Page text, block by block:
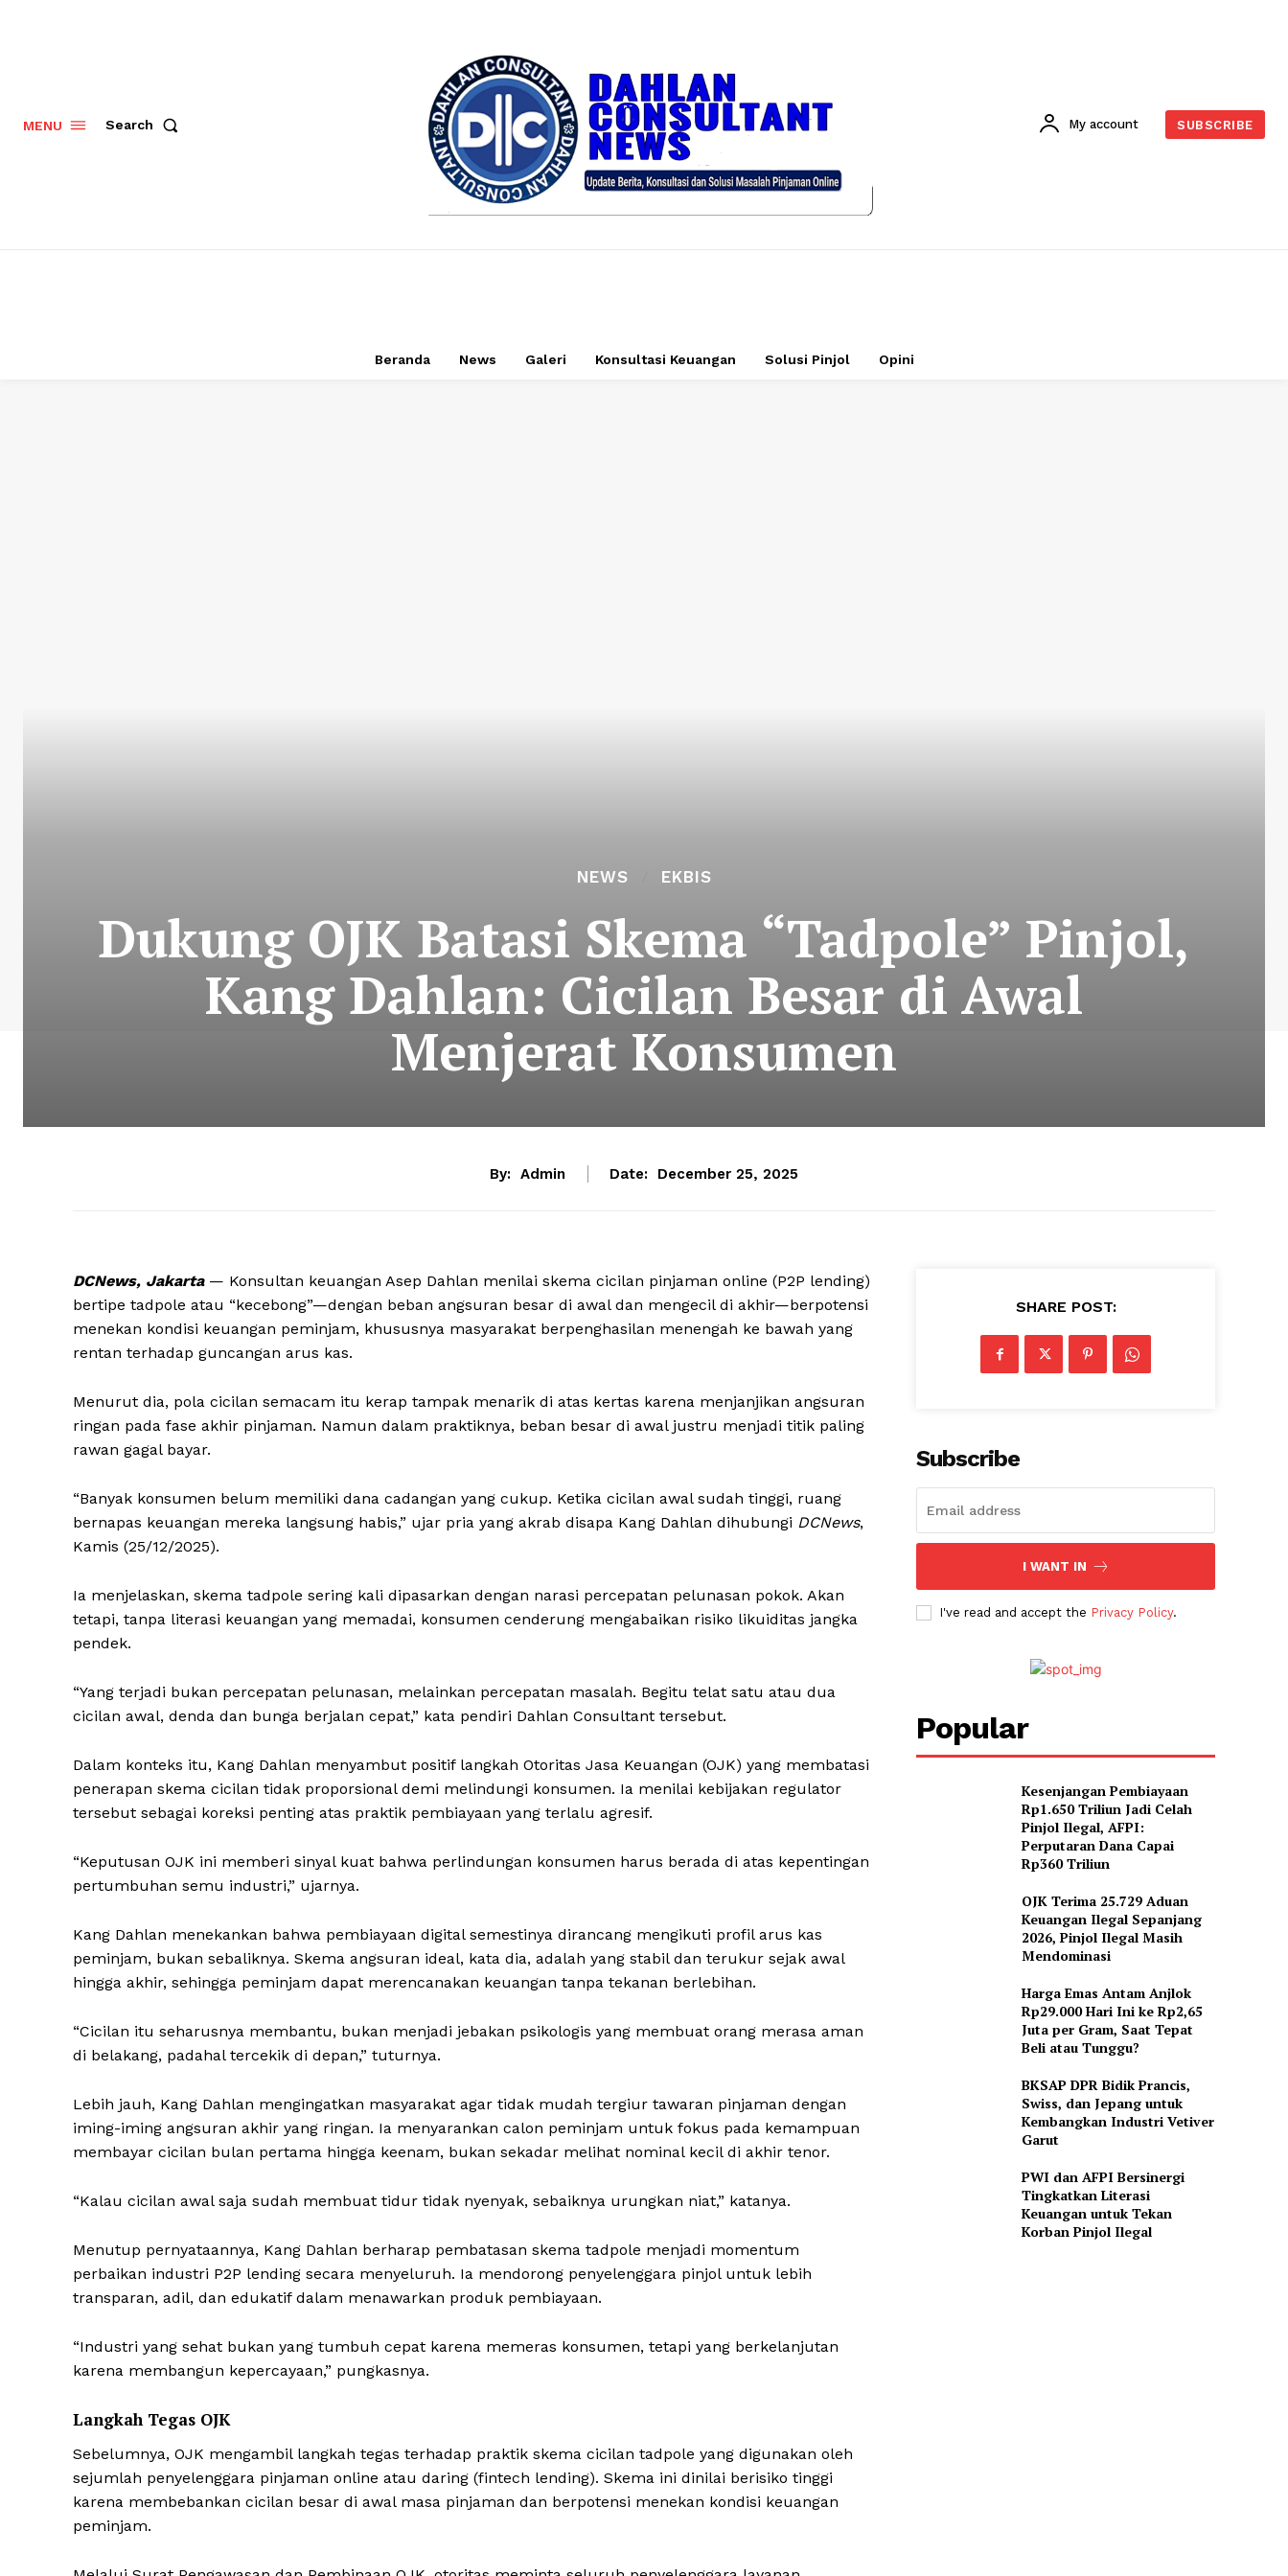
Magazine PRO
SUBSCRIBE NOW
Company
About
MENU Search My account SUBSCRIBE
Beranda News Galeri Konsultasi Keuangan Solusi Pinjol Opini
NEWS EKBIS
Dukung OJK Batasi Skema “Tadpole” Pinjol,
Kang Dahlan: Cicilan Besar di Awal
Menjerat Konsumen
By: Admin Date: December 25, 2025
DCNews, Jakarta— Konsultan keuangan Asep Dahlan menilai skema cicilan pinjaman online (P2P lending)
bertipe tadpole atau “kecebong”—dengan beban angsuran besar di awal dan mengecil di akhir—berpotensi
menekan kondisi keuangan peminjam, khususnya masyarakat berpenghasilan menengah ke bawah yang
rentan terhadap guncangan arus kas.
Menurut dia, pola cicilan semacam itu kerap tampak menarik di atas kertas karena menjanjikan angsuran
ringan pada fase akhir pinjaman. Namun dalam praktiknya, beban besar di awal justru menjadi titik paling
rawan gagal bayar.
“Banyak konsumen belum memiliki dana cadangan yang cukup. Ketika cicilan awal sudah tinggi, ruang
bernapas keuangan mereka langsung habis,” ujar pria yang akrab disapa Kang Dahlan dihubungi DCNews,
Kamis (25/12/2025).
Ia menjelaskan, skema tadpole sering kali dipasarkan dengan narasi percepatan pelunasan pokok. Akan
tetapi, tanpa literasi keuangan yang memadai, konsumen cenderung mengabaikan risiko likuiditas jangka
pendek.
“Yang terjadi bukan percepatan pelunasan, melainkan percepatan masalah. Begitu telat satu atau dua
cicilan awal, denda dan bunga berjalan cepat,” kata pendiri Dahlan Consultant tersebut.
Dalam konteks itu, Kang Dahlan menyambut positif langkah Otoritas Jasa Keuangan (OJK) yang membatasi
penerapan skema cicilan tidak proporsional demi melindungi konsumen. Ia menilai kebijakan regulator
tersebut sebagai koreksi penting atas praktik pembiayaan yang terlalu agresif.
“Keputusan OJK ini memberi sinyal kuat bahwa perlindungan konsumen harus berada di atas kepentingan
pertumbuhan semu industri,” ujarnya.
Kang Dahlan menekankan bahwa pembiayaan digital semestinya dirancang mengikuti profil arus kas
peminjam, bukan sebaliknya. Skema angsuran ideal, kata dia, adalah yang stabil dan terukur sejak awal
hingga akhir, sehingga peminjam dapat merencanakan keuangan tanpa tekanan berlebihan.
“Cicilan itu seharusnya membantu, bukan menjadi jebakan psikologis yang membuat orang merasa aman
di belakang, padahal tercekik di depan,” tuturnya.
Lebih jauh, Kang Dahlan mengingatkan masyarakat agar tidak mudah tergiur tawaran pinjaman dengan
iming-iming angsuran akhir yang ringan. Ia menyarankan calon peminjam untuk fokus pada kemampuan
membayar cicilan bulan pertama hingga keenam, bukan sekadar melihat nominal kecil di akhir tenor.
“Kalau cicilan awal saja sudah membuat tidur tidak nyenyak, sebaiknya urungkan niat,” katanya.
Menutup pernyataannya, Kang Dahlan berharap pembatasan skema tadpole menjadi momentum
perbaikan industri P2P lending secara menyeluruh. Ia mendorong penyelenggara pinjol untuk lebih
transparan, adil, dan edukatif dalam menawarkan produk pembiayaan.
“Industri yang sehat bukan yang tumbuh cepat karena memeras konsumen, tetapi yang berkelanjutan
karena membangun kepercayaan,” pungkasnya.
Langkah Tegas OJK
Sebelumnya, OJK mengambil langkah tegas terhadap praktik skema cicilan tadpole yang digunakan oleh
sejumlah penyelenggara pinjaman online atau daring (fintech lending). Skema ini dinilai berisiko tinggi
karena membebankan cicilan besar di awal masa pinjaman dan berpotensi menekan kondisi keuangan
peminjam.
SHARE POST:
Subscribe
I WANT IN
I've read and accept the Privacy Policy.
Popular
Kesenjangan Pembiayaan
Rp1.650 Triliun Jadi Celah
Pinjol Ilegal, AFPI:
Perputaran Dana Capai
Rp360 Triliun
OJK Terima 25.729 Aduan
Keuangan Ilegal Sepanjang
2026, Pinjol Ilegal Masih
Mendominasi
Harga Emas Antam Anjlok
Rp29.000 Hari Ini ke Rp2,65
Juta per Gram, Saat Tepat
Beli atau Tunggu?
BKSAP DPR Bidik Prancis,
Swiss, dan Jepang untuk
Kembangkan Industri Vetiver
Garut
PWI dan AFPI Bersinergi
Tingkatkan Literasi
Keuangan untuk Tekan
Korban Pinjol Ilegal